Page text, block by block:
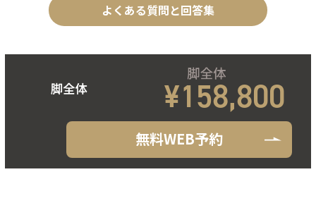
よくある質問と回答集
¥158,800
無料WEB予約